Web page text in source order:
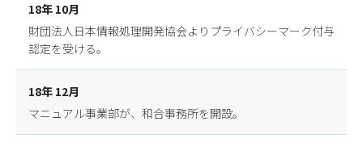
18年 10月
財団法人日本情報処理開発協会よりプライバシーマーク付与
認定を受ける。
18年 12月
マニュアル事業部が、和合事務所を開設。